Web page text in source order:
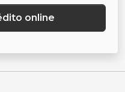
online